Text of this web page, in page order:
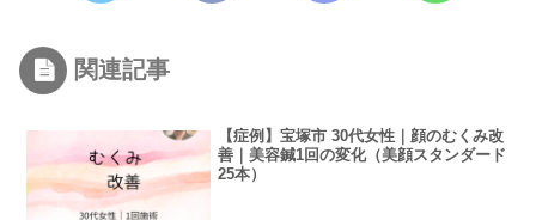
関連記事
【症例】宝塚市 30代女性｜顔のむくみ改
善｜美容鍼1回の変化（美顔スタンダード
25本）